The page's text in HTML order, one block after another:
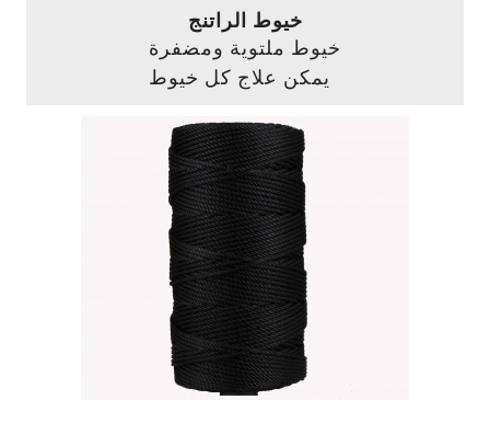
خيوط الراتنج
خيوط ملتوية ومضفرة